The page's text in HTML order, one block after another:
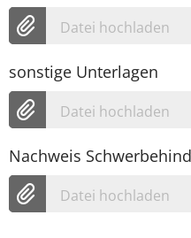
Datei hochladen
sonstige Unterlagen
Datei hochladen
Nachweis
Datei hochladen